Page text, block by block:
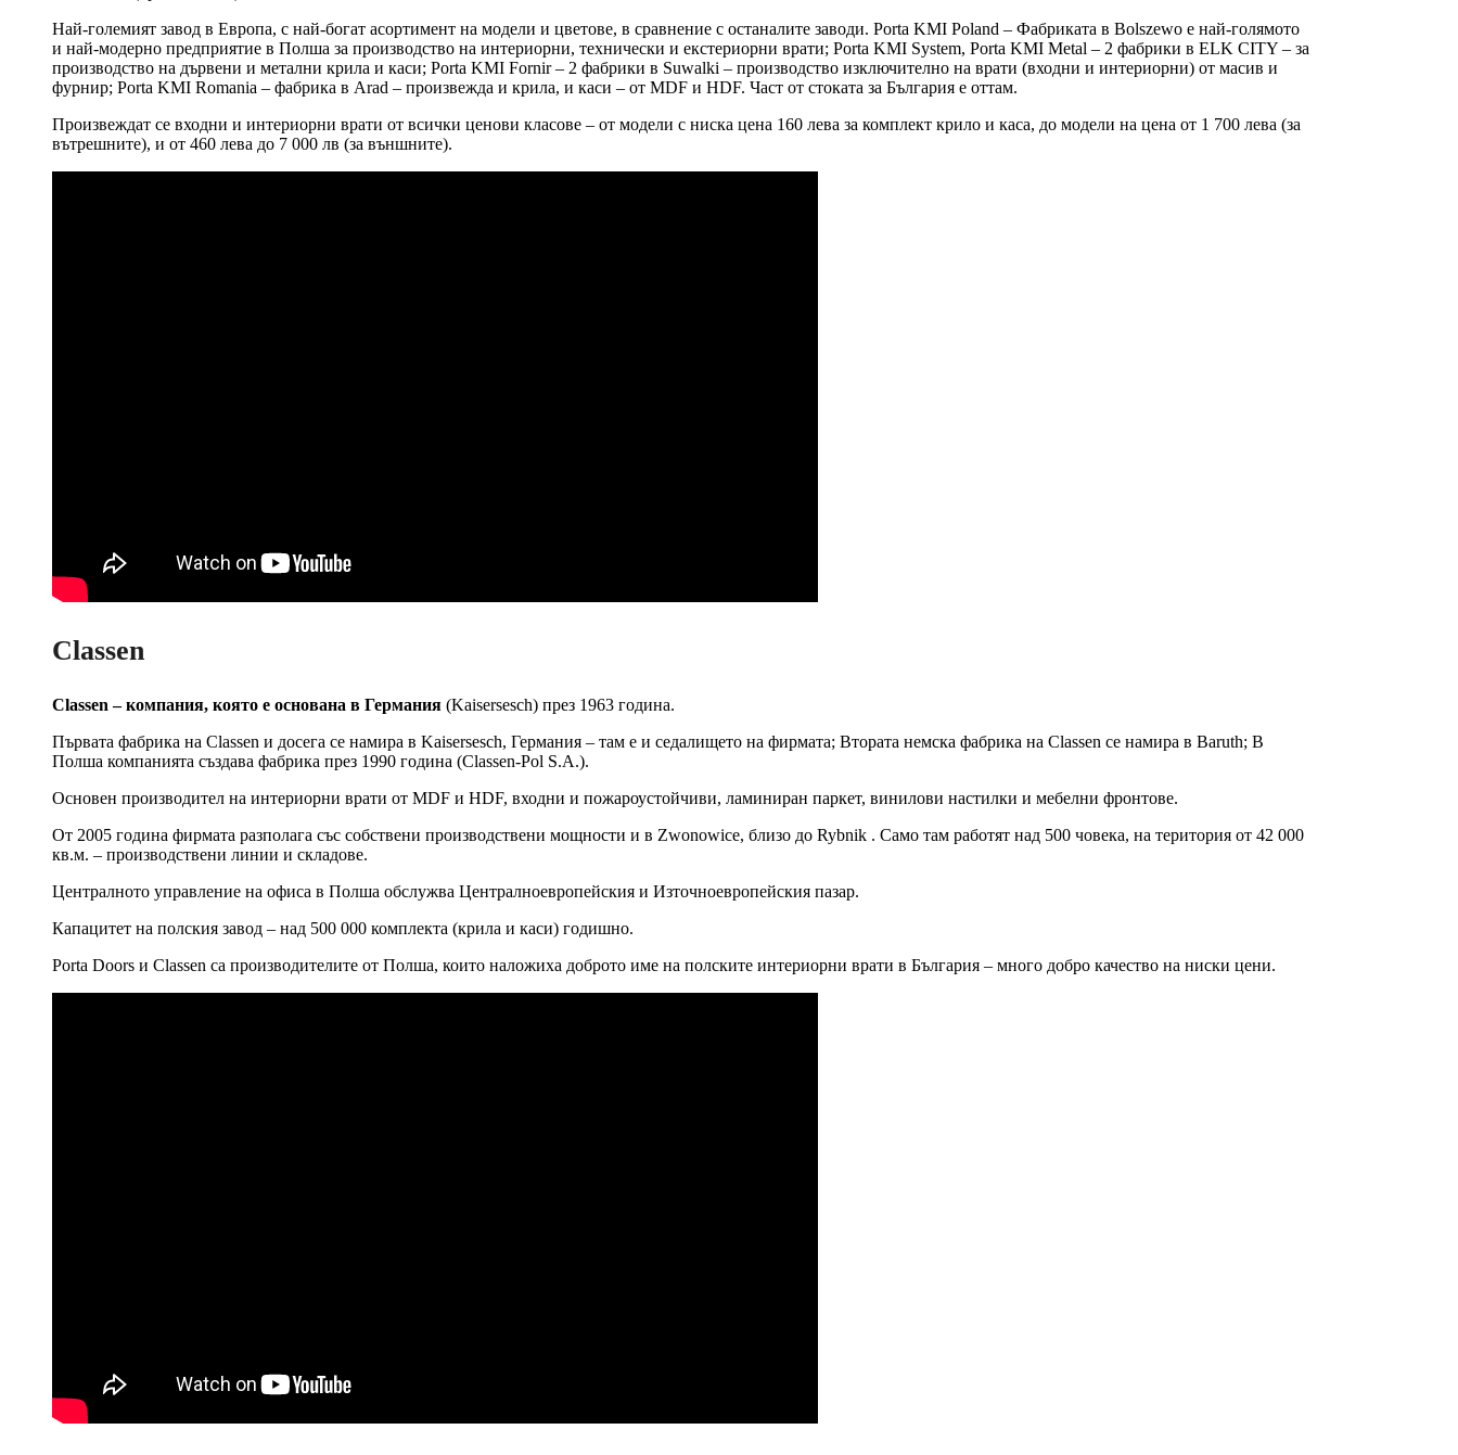
Най-големият завод в Европа, с най-богат асортимент на модели и цветове, в сравнение с останалите заводи. Porta KMI Poland – Фабриката в Bolszewo е най-голямото
и най-модерно предприятие в Полша за производство на интериорни, технически и екстериорни врати; Porta KMI System, Porta KMI Metal – 2 фабрики в ELK CITY – за
производство на дървени и метални крила и каси; Porta KMI Fornir – 2 фабрики в Suwalki – производство изключително на врати (входни и интериорни) от масив и
фурнир; Porta KMI Romania – фабрика в Arad – произвежда и крила, и каси – от MDF и HDF. Част от стоката за България е оттам.
Произвеждат се входни и интериорни врати от всички ценови класове – от модели с ниска цена 160 лева за комплект крило и каса, до модели на цена от 1 700 лева (за
вътрешните), и от 460 лева до 7 000 лв (за външните).
Classen
Classen – компания, която е основана в Германия(Kaisersesch) през 1963 година.
Първата фабрика на Classen и досега се намира в Kaisersesch, Германия – там е и седалището на фирмата; Втората немска фабрика на Classen се намира в Baruth; В
Полша компанията създава фабрика през 1990 година (Classen-Pol S.A.).
Основен производител на интериорни врати от MDF и HDF, входни и пожароустойчиви, ламиниран паркет, винилови настилки и мебелни фронтове.
От 2005 година фирмата разполага със собствени производствени мощности и в Zwonowice, близо до Rybnik . Само там работят над 500 човека, на територия от 42 000
кв.м. – производствени линии и складове.
Централното управление на офиса в Полша обслужва Централноевропейския и Източноевропейския пазар.
Капацитет на полския завод – над 500 000 комплекта (крила и каси) годишно.
Porta Doors и Classen са производителите от Полша, които наложиха доброто име на полските интериорни врати в България – много добро качество на ниски цени.